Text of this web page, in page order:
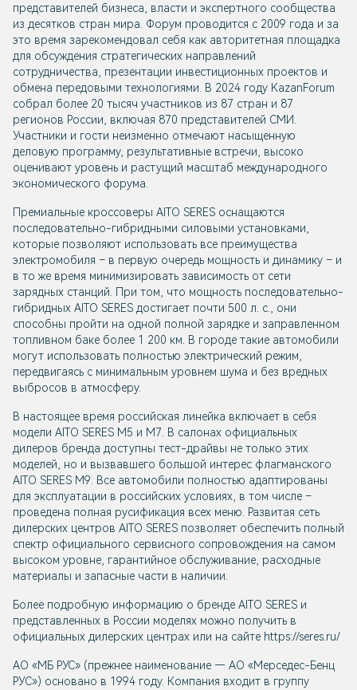
представителей бизнеса, власти и экспертного сообщества
из десятков стран мира. Форум проводится с 2009 года и за
это время зарекомендовал себя как авторитетная площадка
для обсуждения стратегических направлений
сотрудничества, презентации инвестиционных проектов и
обмена передовыми технологиями. В 2024 году KazanForum
собрал более 20 тысяч участников из 87 стран и 87
регионов России, включая 870 представителей СМИ.
Участники и гости неизменно отмечают насыщенную
деловую программу, результативные встречи, высоко
оценивают уровень и растущий масштаб международного
экономического форума.
Премиальные кроссоверы AITO SERES оснащаются
последовательно-гибридными силовыми установками,
которые позволяют использовать все преимущества
электромобиля – в первую очередь мощность и динамику – и
в то же время минимизировать зависимость от сети
зарядных станций. При том, что мощность последовательно-
гибридных AITO SERES достигает почти 500 л. с., они
способны пройти на одной полной зарядке и заправленном
топливном баке более 1 200 км. В городе такие автомобили
могут использовать полностью электрический режим,
передвигаясь с минимальным уровнем шума и без вредных
выбросов в атмосферу.
В настоящее время российская линейка включает в себя
модели AITO SERES М5 и М7. В салонах официальных
дилеров бренда доступны тест-драйвы не только этих
моделей, но и вызвавшего большой интерес флагманского
AITO SERES М9. Все автомобили полностью адаптированы
для эксплуатации в российских условиях, в том числе –
проведена полная русификация всех меню. Развитая сеть
дилерских центров AITO SERES позволяет обеспечить полный
спектр официального сервисного сопровождения на самом
высоком уровне, гарантийное обслуживание, расходные
материалы и запасные части в наличии.
Более подробную информацию о бренде AITO SERES и
представленных в России моделях можно получить в
официальных дилерских центрах или на сайте https://seres.ru/
АО «МБ РУС» (прежнее наименование — AO «Мерседес-Бенц
PУC») основано в 1994 году. Компания входит в группу